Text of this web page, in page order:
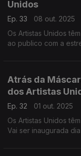
Unidos
Ep. 33
08 out. 2025
Os Artistas Unidos
ao publico com a
Atrás da
dos Artistas
Ep. 32
01 out. 2025
Os Artistas Unidos
Vai ser inaugurada